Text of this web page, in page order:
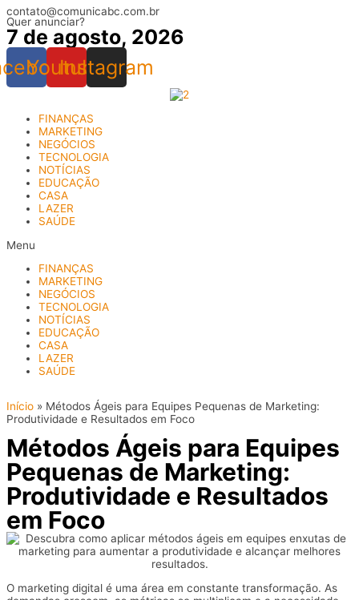
Ir
para
o
conteúdo
contato@comunicabc.com.br
Quer anunciar?
7 de agosto, 2026
Youtube
Instagram
FINANÇAS
MARKETING
NEGÓCIOS
TECNOLOGIA
NOTÍCIAS
EDUCAÇÃO
CASA
LAZER
SAÚDE
Menu
FINANÇAS
MARKETING
NEGÓCIOS
TECNOLOGIA
NOTÍCIAS
EDUCAÇÃO
CASA
LAZER
SAÚDE
Início » Métodos Ágeis para Equipes Pequenas de Marketing:
Produtividade e Resultados em Foco
Métodos Ágeis para Equipes
Pequenas de Marketing:
Produtividade e Resultados
em Foco
O marketing digital é uma área em constante transformação. As